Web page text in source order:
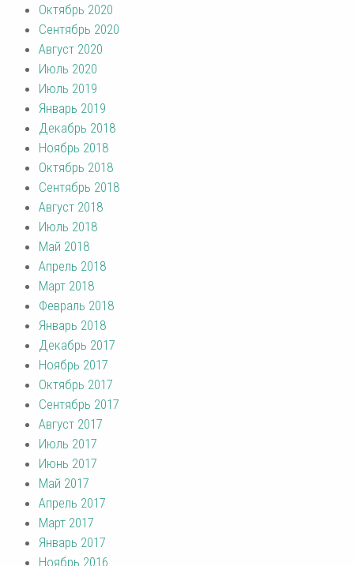
Октябрь 2020
Сентябрь 2020
Август 2020
Июль 2020
Июль 2019
Январь 2019
Декабрь 2018
Ноябрь 2018
Октябрь 2018
Сентябрь 2018
Август 2018
Июль 2018
Май 2018
Апрель 2018
Март 2018
Февраль 2018
Январь 2018
Декабрь 2017
Ноябрь 2017
Октябрь 2017
Сентябрь 2017
Август 2017
Июль 2017
Июнь 2017
Май 2017
Апрель 2017
Март 2017
Январь 2017
Ноябрь 2016